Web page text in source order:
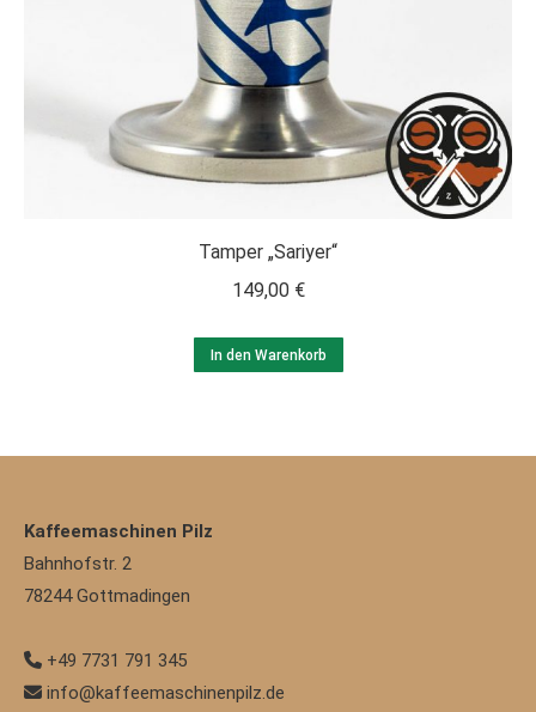
Tamper „Sariyer“
149,00 €
In den Warenkorb
Kaffeemaschinen Pilz
Bahnhofstr. 2
78244 Gottmadingen
+49 7731 791 345
info@kaffeemaschinenpilz.de